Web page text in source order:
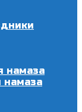
намаза
намаза